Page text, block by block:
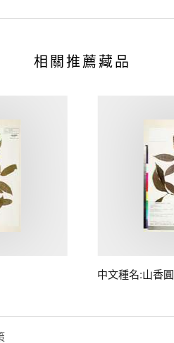
相關推薦藏品
中文種名:山香圓